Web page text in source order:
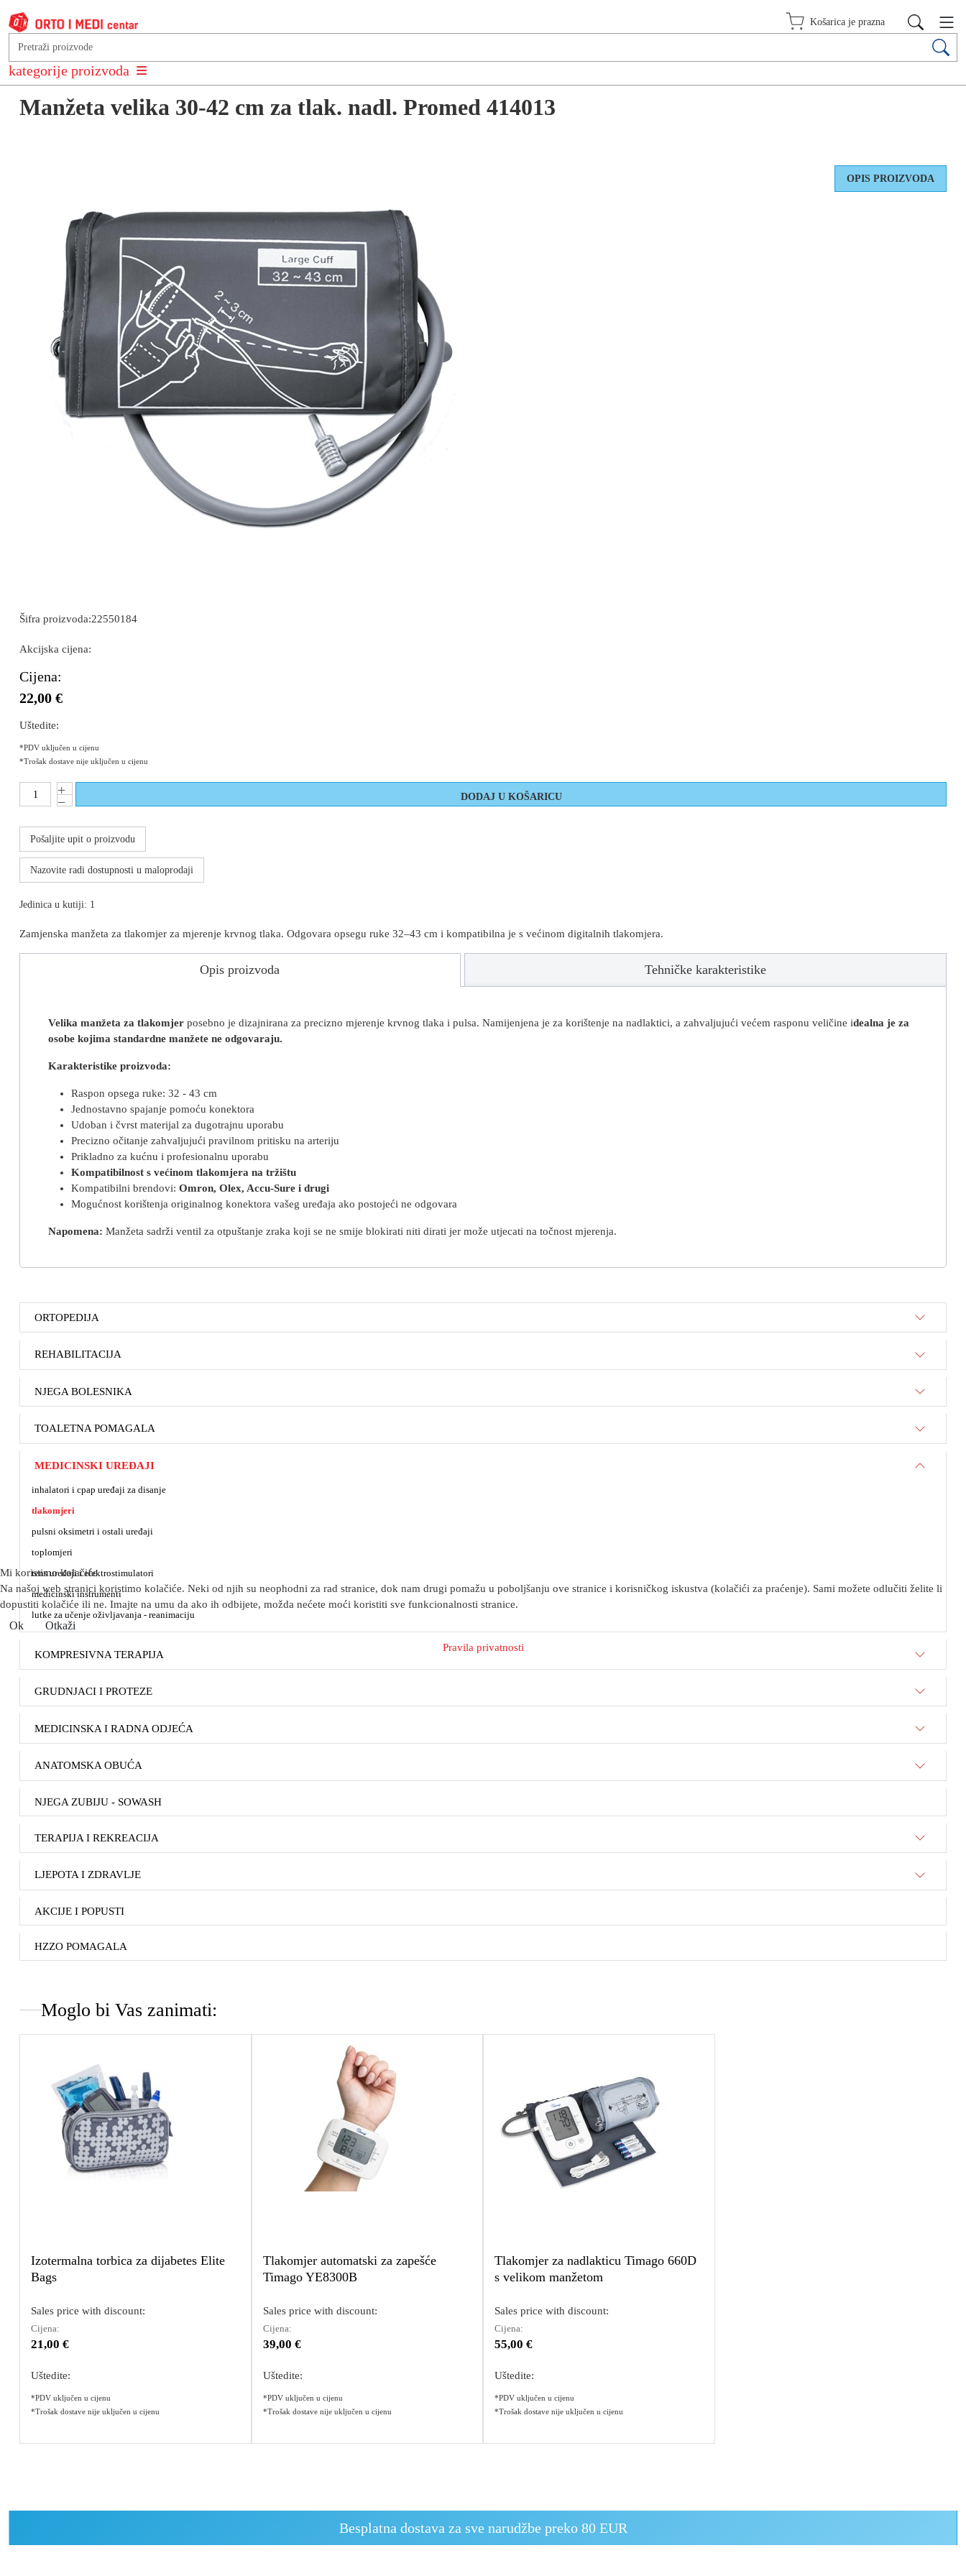
kategorije proizvoda
Košarica je prazna
ORTOPEDIJA
REHABILITACIJA
NJEGA BOLESNIKA
TOALETNA POMAGALA
MEDICINSKI UREĐAJI
inhalatori i cpap uređaji za disanje
tlakomjeri
pulsni oksimetri i ostali uređaji
toplomjeri
tens uređaji i elektrostimulatori
medicinski instrumenti
lutke za učenje oživljavanja - reanimaciju
KOMPRESIVNA TERAPIJA
GRUDNJACI I PROTEZE
MEDICINSKA I RADNA ODJEĆA
ANATOMSKA OBUĆA
NJEGA ZUBIJU - SOWASH
TERAPIJA I REKREACIJA
LJEPOTA I ZDRAVLJE
AKCIJE I POPUSTI
HZZO POMAGALA
Natrag na: Tlakomjeri
Manžeta velika 30-42 cm za tlak. nadl. Promed 414013
OPIS PROIZVODA
Šifra proizvoda:22550184
Akcijska cijena:
Cijena:
22,00 €
Uštedite:
*PDV uključen u cijenu
*Trošak dostave nije uključen u cijenu
Pošaljite upit o proizvodu
Nazovite radi dostupnosti u maloprodaji
Jedinica u kutiji: 1
Zamjenska manžeta za tlakomjer za mjerenje krvnog tlaka. Odgovara opsegu ruke 32–43 cm i kompatibilna je s većinom digitalnih tlakomjera.
Opis proizvoda Tehničke karakteristike
Velika manžeta za tlakomjerposebno je dizajnirana za precizno mjerenje krvnog tlaka i pulsa. Namijenjena je za korištenje na nadlaktici, a zahvaljujući većem rasponu veličine idealna je za
osobe kojima standardne manžete ne odgovaraju.
Karakteristike proizvoda:
Raspon opsega ruke: 32 - 43 cm
Jednostavno spajanje pomoću konektora
Udoban i čvrst materijal za dugotrajnu uporabu
Precizno očitanje zahvaljujući pravilnom pritisku na arteriju
Prikladno za kućnu i profesionalnu uporabu
Kompatibilnost s većinom tlakomjera na tržištu
Kompatibilni brendovi: Omron, Olex, Accu-Sure i drugi
Mogućnost korištenja originalnog konektora vašeg uređaja ako postojeći ne odgovara
Napomena: Manžeta sadrži ventil za otpuštanje zraka koji se ne smije blokirati niti dirati jer može utjecati na točnost mjerenja.
Moglo bi Vas zanimati:
Izotermalna torbica za dijabetes Elite
Bags
Sales price with discount:
Cijena:
21,00 €
Uštedite:
*PDV uključen u cijenu
*Trošak dostave nije uključen u cijenu
Tlakomjer automatski za zapešće
Timago YE8300B
Sales price with discount:
Cijena:
39,00 €
Uštedite:
*PDV uključen u cijenu
*Trošak dostave nije uključen u cijenu
Tlakomjer za nadlakticu Timago 660D
s velikom manžetom
Sales price with discount:
Cijena:
55,00 €
Uštedite:
*PDV uključen u cijenu
*Trošak dostave nije uključen u cijenu
Besplatna dostava za sve narudžbe preko 80 EUR
Mi koristimo kolačiće
Na našoj web stranici koristimo kolačiće. Neki od njih su neophodni za rad stranice, dok nam drugi pomažu u poboljšanju ove stranice i korisničkog iskustva (kolačići za praćenje). Sami možete odlučiti želite li
dopustiti kolačiće ili ne. Imajte na umu da ako ih odbijete, možda nećete moći koristiti sve funkcionalnosti stranice.
Ok Otkaži
Pravila privatnosti